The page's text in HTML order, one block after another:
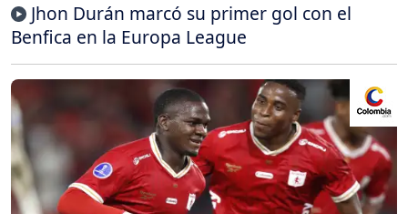
Jhon Durán marcó su primer gol con el
Benfica en la Europa League